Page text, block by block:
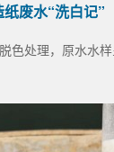
纸废水“洗白记”
色处理，原水水样